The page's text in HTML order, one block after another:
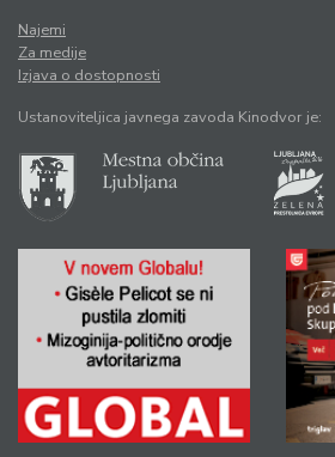
Najemi
Za medije
Izjava o dostopnosti
Ustanoviteljica javnega zavoda Kinodvor je: